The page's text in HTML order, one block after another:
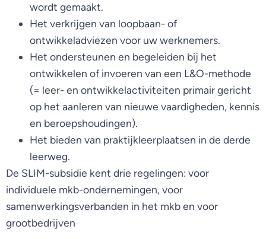
wordt gemaakt.
Het verkrijgen van loopbaan- of
ontwikkeladviezen voor uw werknemers.
Het ondersteunen en begeleiden bij het
ontwikkelen of invoeren van een L&O-methode
(= leer- en ontwikkelactiviteiten primair gericht
op het aanleren van nieuwe vaardigheden, kennis
en beroepshoudingen).
Het bieden van praktijkleerplaatsen in de derde
leerweg.
De SLIM-subsidie kent drie regelingen: voor
individuele mkb-ondernemingen, voor
samenwerkingsverbanden in het mkb en voor
grootbedrijven